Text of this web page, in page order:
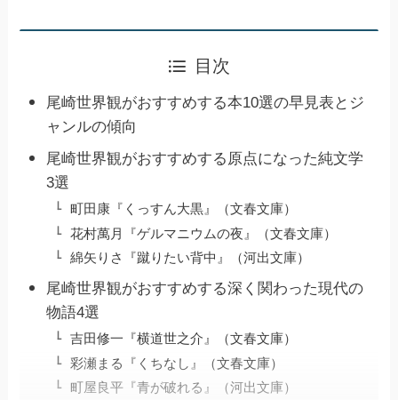
目次
尾崎世界観がおすすめする本10選の早見表とジ
ャンルの傾向
尾崎世界観がおすすめする原点になった純文学
3選
町田康『くっすん大黒』（文春文庫）
花村萬月『ゲルマニウムの夜』（文春文庫）
綿矢りさ『蹴りたい背中』（河出文庫）
尾崎世界観がおすすめする深く関わった現代の
物語4選
吉田修一『横道世之介』（文春文庫）
彩瀬まる『くちなし』（文春文庫）
町屋良平『青が破れる』（河出文庫）